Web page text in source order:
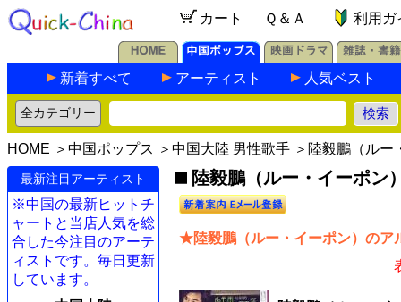
カート Ｑ＆Ａ 利用ガ
新着すべて アーティスト 人気ベスト
HOME ＞ 中国ポップス ＞ 中国大陸 男性歌手 ＞陸毅鵬（ルー
最新注目アーティスト
※中国の最新ヒットチ
ャートと当店人気を総
合した今注目のアーテ
ィストです。毎日更新
しています。
陸毅鵬（ルー・イーポン
★陸毅鵬（ルー・イーポン）のア